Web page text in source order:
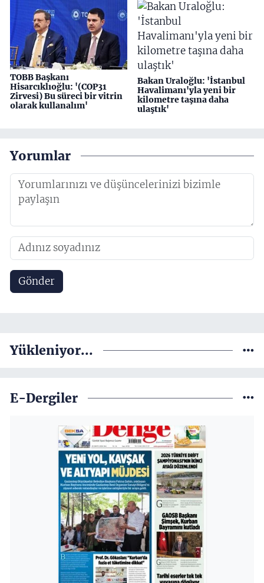
TOBB Başkanı
Hisarcıklıoğlu: '(COP31
Zirvesi) Bu süreci bir vitrin
olarak kullanalım'
Bakan Uraloğlu: 'İstanbul
Havalimanı'yla yeni bir
kilometre taşına daha
ulaştık'
Yorumlar
Gönder
Yükleniyor...
E-Dergiler